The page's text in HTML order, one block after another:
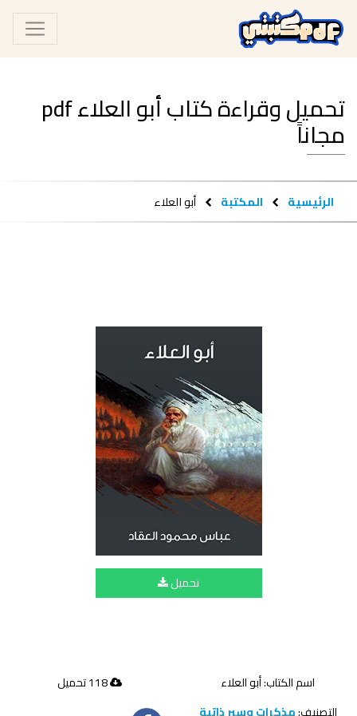
تحميل وقراءة كتاب أبو العلاء pdf
مجاناً
الرئيسية المكتبة أبو العلاء
تحميل
اسم الكتاب: أبو العلاء
118 تحميل